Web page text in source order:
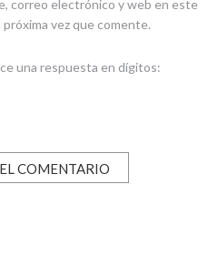
correo electrónico y web en este
próxima vez que comente.
una respuesta en dígitos: